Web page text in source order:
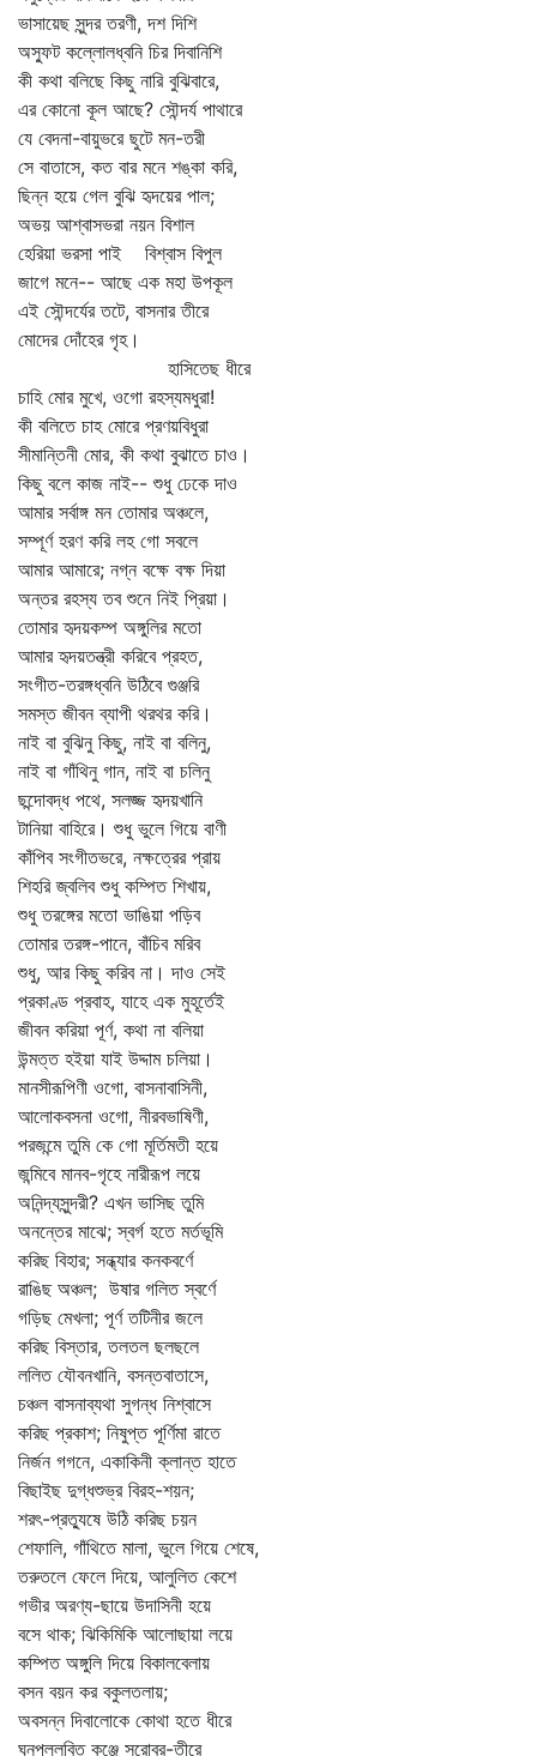
ভাসায়েছ সুন্দর তরণী, দশ দিশি
অস্ফুট কল্লোলধ্বনি চির দিবানিশি
কী কথা বলিছে কিছু নারি বুঝিবারে,
এর কোনো কূল আছে? সৌন্দর্য পাথারে
যে বেদনা-বায়ুভরে ছুটে মন-তরী
সে বাতাসে, কত বার মনে শঙ্কা করি,
ছিন্ন হয়ে গেল বুঝি হৃদয়ের পাল;
অভয় আশ্বাসভরা নয়ন বিশাল
হেরিয়া ভরসা পাই বিশ্বাস বিপুল
জাগে মনে-- আছে এক মহা উপকূল
এই সৌন্দর্যের তটে, বাসনার তীরে
মোদের দোঁহের গৃহ।
হাসিতেছ ধীরে
চাহি মোর মুখে, ওগো রহস্যমধুরা!
কী বলিতে চাহ মোরে প্রণয়বিধুরা
সীমান্তিনী মোর, কী কথা বুঝাতে চাও।
কিছু বলে কাজ নাই-- শুধু ঢেকে দাও
আমার সর্বাঙ্গ মন তোমার অঞ্চলে,
সম্পূর্ণ হরণ করি লহ গো সবলে
আমার আমারে; নগ্ন বক্ষে বক্ষ দিয়া
অন্তর রহস্য তব শুনে নিই প্রিয়া।
তোমার হৃদয়কম্প অঙ্গুলির মতো
আমার হৃদয়তন্ত্রী করিবে প্রহত,
সংগীত-তরঙ্গধ্বনি উঠিবে গুঞ্জরি
সমস্ত জীবন ব্যাপী থরথর করি।
নাই বা বুঝিনু কিছু, নাই বা বলিনু,
নাই বা গাঁথিনু গান, নাই বা চলিনু
ছন্দোবদ্ধ পথে, সলজ্জ হৃদয়খানি
টানিয়া বাহিরে। শুধু ভুলে গিয়ে বাণী
কাঁপিব সংগীতভরে, নক্ষত্রের প্রায়
শিহরি জ্বলিব শুধু কম্পিত শিখায়,
শুধু তরঙ্গের মতো ভাঙিয়া পড়িব
তোমার তরঙ্গ-পানে, বাঁচিব মরিব
শুধু, আর কিছু করিব না। দাও সেই
প্রকাণ্ড প্রবাহ, যাহে এক মুহূর্তেই
জীবন করিয়া পূর্ণ, কথা না বলিয়া
উন্মত্ত হইয়া যাই উদ্দাম চলিয়া।
মানসীরূপিণী ওগো, বাসনাবাসিনী,
আলোকবসনা ওগো, নীরবভাষিণী,
পরজন্মে তুমি কে গো মূর্তিমতী হয়ে
জন্মিবে মানব-গৃহে নারীরূপ লয়ে
অনিন্দ্যসুন্দরী? এখন ভাসিছ তুমি
অনন্তের মাঝে; স্বর্গ হতে মর্তভূমি
করিছ বিহার; সন্ধ্যার কনকবর্ণে
রাঙিছ অঞ্চল; উষার গলিত স্বর্ণে
গড়িছ মেখলা; পূর্ণ তটিনীর জলে
করিছ বিস্তার, তলতল ছলছলে
ললিত যৌবনখানি, বসন্তবাতাসে,
চঞ্চল বাসনাব্যথা সুগন্ধ নিশ্বাসে
করিছ প্রকাশ; নিষুপ্ত পূর্ণিমা রাতে
নির্জন গগনে, একাকিনী ক্লান্ত হাতে
বিছাইছ দুগ্ধশুভ্র বিরহ-শয়ন;
শরৎ-প্রত্যুষে উঠি করিছ চয়ন
শেফালি, গাঁথিতে মালা, ভুলে গিয়ে শেষে,
তরুতলে ফেলে দিয়ে, আলুলিত কেশে
গভীর অরণ্য-ছায়ে উদাসিনী হয়ে
বসে থাক; ঝিকিমিকি আলোছায়া লয়ে
কম্পিত অঙ্গুলি দিয়ে বিকালবেলায়
বসন বয়ন কর বকুলতলায়;
অবসন্ন দিবালোকে কোথা হতে ধীরে
ঘনপল্লবিত কুঞ্জে সরোবর-তীরে